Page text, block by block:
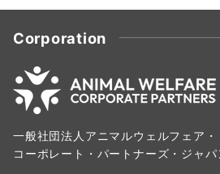
Corporation
一般社団法人アニマルウェルフェア・
コーポレート・パートナーズ・ジャ